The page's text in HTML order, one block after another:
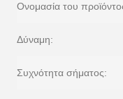
Ονομασία του
Δύναμη:
Συχνότητα σήματος: